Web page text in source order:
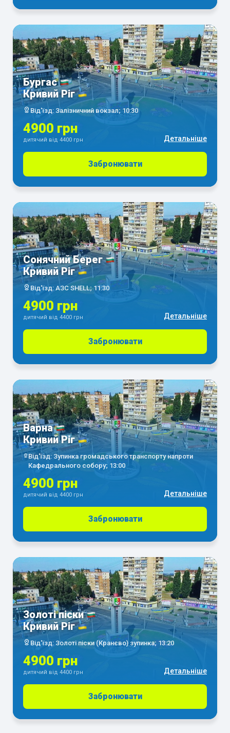
Бургас
Кривий Ріг
Від'їзд: Залізничний вокзал; 10:30
4900 грн
дитячий від 4400 грн Детальніше
Забронювати
Сонячний Берег
Кривий Ріг
Від'їзд: АЗС SHELL; 11:30
4900 грн
дитячий від 4400 грн Детальніше
Забронювати
Варна
Кривий Ріг
Від'їзд: Зупинка громадського транспорту напроти
Кафедрального собору; 13:00
4900 грн
дитячий від 4400 грн Детальніше
Забронювати
Золоті піски
Кривий Ріг
Від'їзд: Золоті піски (Кранєво) зупинка; 13:20
4900 грн
дитячий від 4400 грн Детальніше
Забронювати